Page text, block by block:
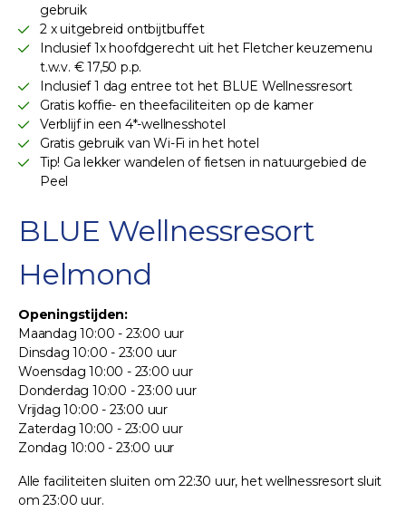
gebruik
2 x uitgebreid ontbijtbuffet
Inclusief 1x hoofdgerecht uit het Fletcher keuzemenu
t.w.v. € 17,50 p.p.
Inclusief 1 dag entree tot het BLUE Wellnessresort
Gratis koffie- en theefaciliteiten op de kamer
Verblijf in een 4*-wellnesshotel
Gratis gebruik van Wi-Fi in het hotel
Tip! Ga lekker wandelen of fietsen in natuurgebied de
Peel
BLUE Wellnessresort
Helmond
Openingstijden:
Maandag 10:00 - 23:00 uur
Dinsdag 10:00 - 23:00 uur
Woensdag 10:00 - 23:00 uur
Donderdag 10:00 - 23:00 uur
Vrijdag 10:00 - 23:00 uur
Zaterdag 10:00 - 23:00 uur
Zondag 10:00 - 23:00 uur
Alle faciliteiten sluiten om 22:30 uur, het wellnessresort sluit
om 23:00 uur.